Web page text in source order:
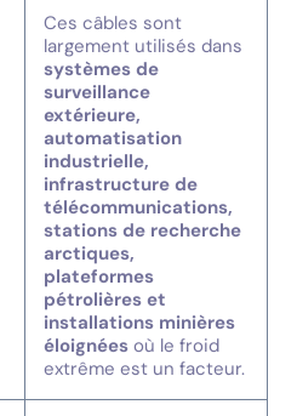
Ces câbles sont
largement utilisés dans
systèmes de
surveillance
extérieure,
automatisation
industrielle,
infrastructure de
télécommunications,
stations de recherche
arctiques,
plateformes
pétrolières et
installations minières
éloignées où le froid
extrême est un facteur.